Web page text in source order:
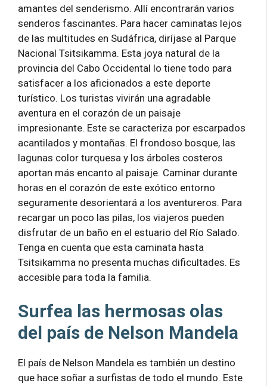
amantes del senderismo. Allí encontrarán varios
senderos fascinantes. Para hacer caminatas lejos
de las multitudes en Sudáfrica, diríjase al Parque
Nacional Tsitsikamma. Esta joya natural de la
provincia del Cabo Occidental lo tiene todo para
satisfacer a los aficionados a este deporte
turístico. Los turistas vivirán una agradable
aventura en el corazón de un paisaje
impresionante. Este se caracteriza por escarpados
acantilados y montañas. El frondoso bosque, las
lagunas color turquesa y los árboles costeros
aportan más encanto al paisaje. Caminar durante
horas en el corazón de este exótico entorno
seguramente desorientará a los aventureros. Para
recargar un poco las pilas, los viajeros pueden
disfrutar de un baño en el estuario del Río Salado.
Tenga en cuenta que esta caminata hasta
Tsitsikamma no presenta muchas dificultades. Es
accesible para toda la familia.
Surfea las hermosas olas
del país de Nelson Mandela
El país de Nelson Mandela es también un destino
que hace soñar a surfistas de todo el mundo. Este